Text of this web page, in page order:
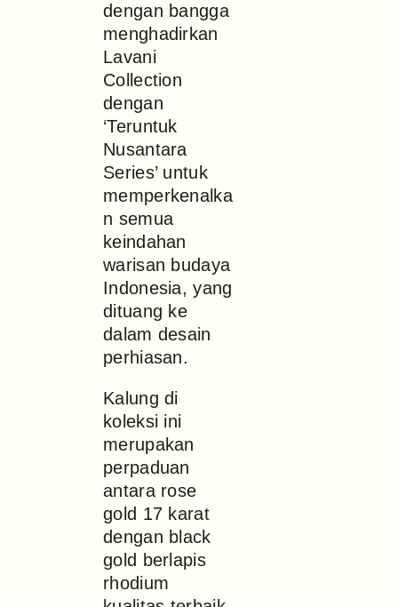
dengan bangga
menghadirkan
Lavani
Collection
dengan
‘Teruntuk
Nusantara
Series’ untuk
memperkenalka
n semua
keindahan
warisan budaya
Indonesia, yang
dituang ke
dalam desain
perhiasan.
Kalung di
koleksi ini
merupakan
perpaduan
antara rose
gold 17 karat
dengan black
gold berlapis
rhodium